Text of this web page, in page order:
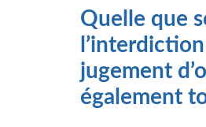
Quelle que
jugement
également